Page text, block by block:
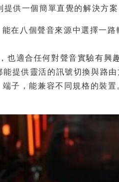
供一個簡單直覺的解決方案
能在八個聲音來源中選擇一
適合任何對聲音實驗有興
提供靈活的訊號切換與路
子，能兼容不同規格的裝